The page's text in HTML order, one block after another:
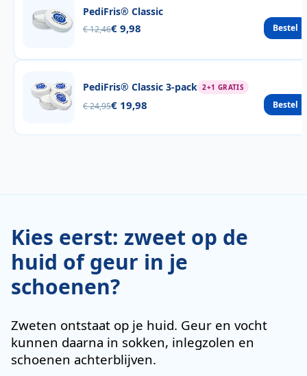
PediFris® Classic
€ 12,46€ 9,98 Bestel
PediFris® Classic 3-pack 2+1 GRATIS
€ 24,95€ 19,98 Bestel
Kies eerst: zweet op de
huid of geur in je
schoenen?
Zweten ontstaat op je huid. Geur en vocht
kunnen daarna in sokken, inlegzolen en
schoenen achterblijven.